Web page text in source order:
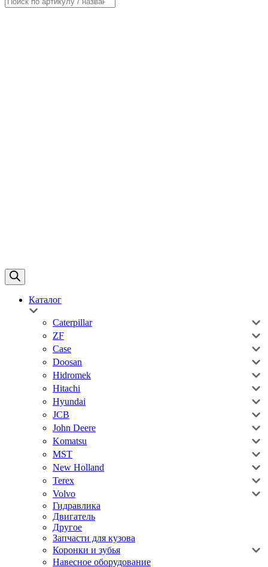
Каталог
Caterpillar
ZF
Case
Doosan
Hidromek
Hitachi
Hyundai
JCB
John Deere
Komatsu
MST
New Holland
Terex
Volvo
Гидравлика
Двигатель
Другое
Запчасти для кузова
Коронки и зубья
Навесное оборудование